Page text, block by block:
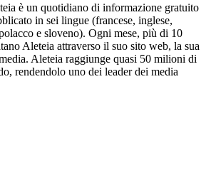
è un quotidiano di informazione gratuito
in sei lingue (francese, inglese,
e sloveno). Ogni mese, più di 10
Aleteia attraverso il suo sito web, la sua
Aleteia raggiunge quasi 50 milioni di
rendendolo uno dei leader dei media